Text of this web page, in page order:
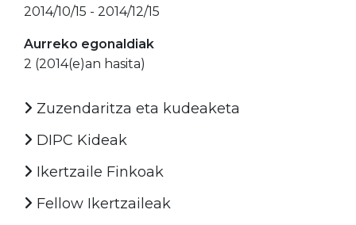
2014/10/15 - 2014/12/15
Aurreko egonaldiak
2 (2014(e)an hasita)
Zuzendaritza eta kudeaketa
DIPC Kideak
Ikertzaile Finkoak
Fellow Ikertzaileak